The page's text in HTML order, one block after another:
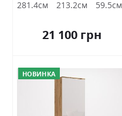
281.4см 213.2см 59.5см
21 100 грн
НОВИНКА